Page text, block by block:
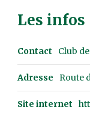
Les infos
Contact Club
Adresse Route
Site internet